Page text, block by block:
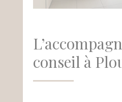
conseil à